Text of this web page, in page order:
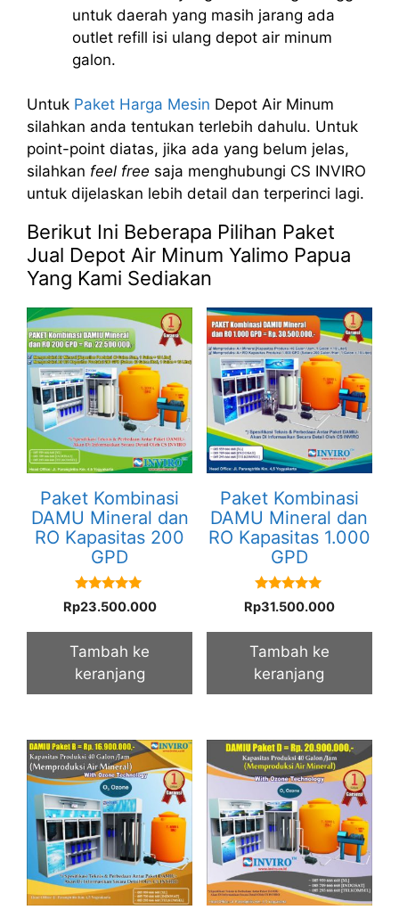
untuk daerah yang masih jarang ada
outlet refill isi ulang depot air minum
galon.
Untuk Paket Harga Mesin Depot Air Minum
silahkan anda tentukan terlebih dahulu. Untuk
point-point diatas, jika ada yang belum jelas,
silahkan feel free saja menghubungi CS INVIRO
untuk dijelaskan lebih detail dan terperinci lagi.
Berikut Ini Beberapa Pilihan Paket
Jual Depot Air Minum Yalimo Papua
Yang Kami Sediakan
Paket Kombinasi
DAMU Mineral dan
RO Kapasitas 200
GPD
5.00
out of 5
Rp23.500.000
Tambah ke
keranjang
Paket Kombinasi
DAMU Mineral dan
RO Kapasitas 1.000
GPD
5.00
out of 5
Rp31.500.000
Tambah ke
keranjang